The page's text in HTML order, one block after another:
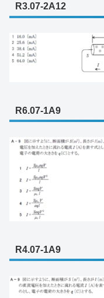
R3.07-2A12
R6.07-1A9
R4.07-1A9